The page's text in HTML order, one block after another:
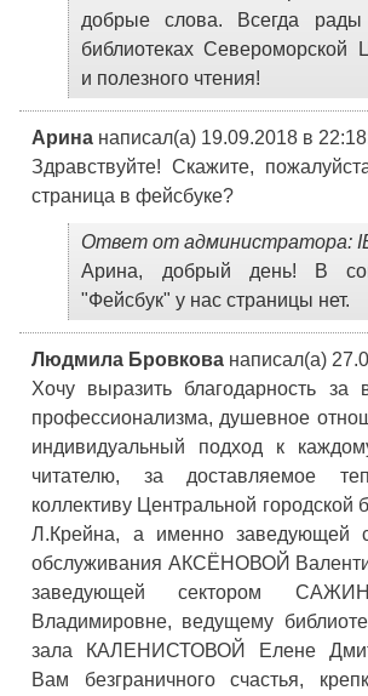
добрые слова. Всегда
библиотеках Североморской
и полезного чтения!
Арина написал(а) 19.09.2018 в 22:18
Здравствуйте! Скажите,
страница в фейсбуке?
Ответ от администратора:
Арина, добрый день! В
"Фейсбук" у нас страницы нет.
Людмила Бровкова написал(а)
Хочу выразить благодарность за
профессионализма, душевное
индивидуальный подход к
читателю, за доставляемое
коллективу Центральной городской
Л.Крейна, а именно заведующей
обслуживания АКСЁНОВОЙ
заведующей сектором
Владимировне, ведущему
зала КАЛЕНИСТОВОЙ Елене
Вам безграничного счастья,